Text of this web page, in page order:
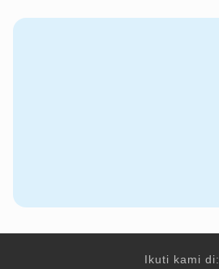
Ikuti kami di: